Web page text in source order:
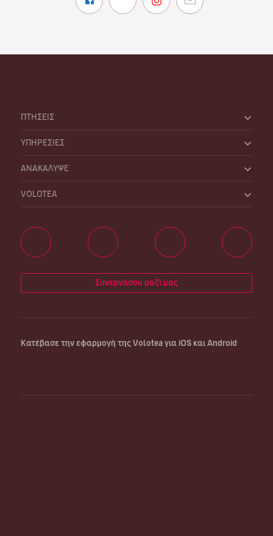
ΠΤΗΣΕΙΣ
ΥΠΗΡΕΣΙΕΣ
ΑΝΑΚΑΛΥΨΕ
VOLOTEA
Συνεργάσου μαζί μας
Κατέβασε την εφαρμογή της Volotea για iOS και Android